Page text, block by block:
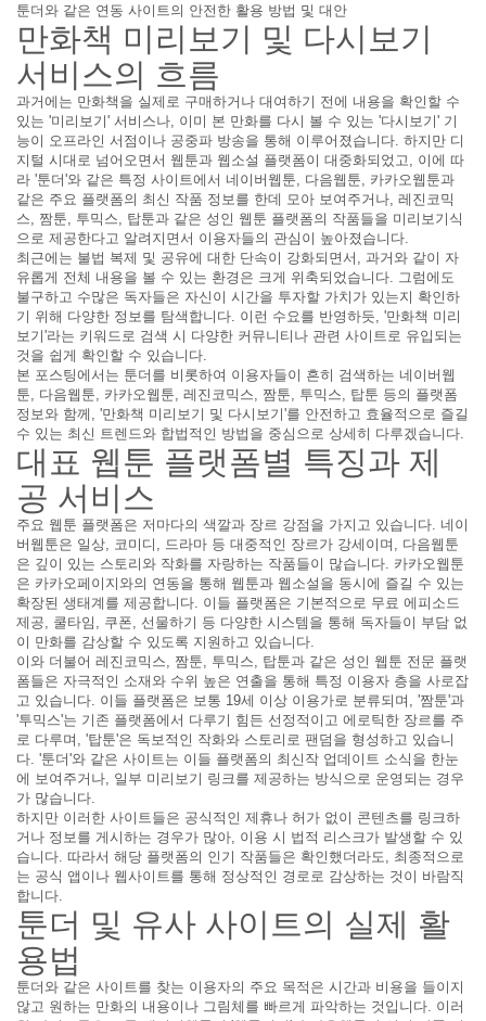
툰더와 같은 연동 사이트의 안전한 활용 방법 및 대안
만화책 미리보기 및 다시보기
서비스의 흐름
과거에는 만화책을 실제로 구매하거나 대여하기 전에 내용을 확인할 수
있는 '미리보기' 서비스나, 이미 본 만화를 다시 볼 수 있는 '다시보기' 기
능이 오프라인 서점이나 공중파 방송을 통해 이루어졌습니다. 하지만 디
지털 시대로 넘어오면서 웹툰과 웹소설 플랫폼이 대중화되었고, 이에 따
라 '툰더'와 같은 특정 사이트에서 네이버웹툰, 다음웹툰, 카카오웹툰과
같은 주요 플랫폼의 최신 작품 정보를 한데 모아 보여주거나, 레진코믹
스, 짬툰, 투믹스, 탑툰과 같은 성인 웹툰 플랫폼의 작품들을 미리보기식
으로 제공한다고 알려지면서 이용자들의 관심이 높아졌습니다.
최근에는 불법 복제 및 공유에 대한 단속이 강화되면서, 과거와 같이 자
유롭게 전체 내용을 볼 수 있는 환경은 크게 위축되었습니다. 그럼에도
불구하고 수많은 독자들은 자신이 시간을 투자할 가치가 있는지 확인하
기 위해 다양한 정보를 탐색합니다. 이런 수요를 반영하듯, '만화책 미리
보기'라는 키워드로 검색 시 다양한 커뮤니티나 관련 사이트로 유입되는
것을 쉽게 확인할 수 있습니다.
본 포스팅에서는 툰더를 비롯하여 이용자들이 흔히 검색하는 네이버웹
툰, 다음웹툰, 카카오웹툰, 레진코믹스, 짬툰, 투믹스, 탑툰 등의 플랫폼
정보와 함께, '만화책 미리보기 및 다시보기'를 안전하고 효율적으로 즐길
수 있는 최신 트렌드와 합법적인 방법을 중심으로 상세히 다루겠습니다.
대표 웹툰 플랫폼별 특징과 제
공 서비스
주요 웹툰 플랫폼은 저마다의 색깔과 장르 강점을 가지고 있습니다. 네이
버웹툰은 일상, 코미디, 드라마 등 대중적인 장르가 강세이며, 다음웹툰
은 깊이 있는 스토리와 작화를 자랑하는 작품들이 많습니다. 카카오웹툰
은 카카오페이지와의 연동을 통해 웹툰과 웹소설을 동시에 즐길 수 있는
확장된 생태계를 제공합니다. 이들 플랫폼은 기본적으로 무료 에피소드
제공, 쿨타임, 쿠폰, 선물하기 등 다양한 시스템을 통해 독자들이 부담 없
이 만화를 감상할 수 있도록 지원하고 있습니다.
이와 더불어 레진코믹스, 짬툰, 투믹스, 탑툰과 같은 성인 웹툰 전문 플랫
폼들은 자극적인 소재와 수위 높은 연출을 통해 특정 이용자 층을 사로잡
고 있습니다. 이들 플랫폼은 보통 19세 이상 이용가로 분류되며, '짬툰'과
'투믹스'는 기존 플랫폼에서 다루기 힘든 선정적이고 에로틱한 장르를 주
로 다루며, '탑툰'은 독보적인 작화와 스토리로 팬덤을 형성하고 있습니
다. '툰더'와 같은 사이트는 이들 플랫폼의 최신작 업데이트 소식을 한눈
에 보여주거나, 일부 미리보기 링크를 제공하는 방식으로 운영되는 경우
가 많습니다.
하지만 이러한 사이트들은 공식적인 제휴나 허가 없이 콘텐츠를 링크하
거나 정보를 게시하는 경우가 많아, 이용 시 법적 리스크가 발생할 수 있
습니다. 따라서 해당 플랫폼의 인기 작품들은 확인했더라도, 최종적으로
는 공식 앱이나 웹사이트를 통해 정상적인 경로로 감상하는 것이 바람직
합니다.
툰더 및 유사 사이트의 실제 활
용법
툰더와 같은 사이트를 찾는 이용자의 주요 목적은 시간과 비용을 들이지
않고 원하는 만화의 내용이나 그림체를 빠르게 파악하는 것입니다. 이러